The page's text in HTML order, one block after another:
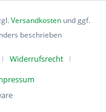
Versandkosten und ggf.
beschrieben
Widerrufsrecht